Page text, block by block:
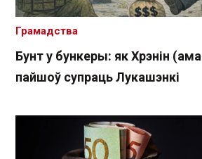
Бунт у бункеры: як Хрэнін
пайшоў супраць Лукашэнкі
Грамадства